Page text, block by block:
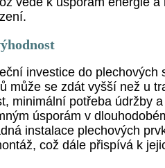
investice do plechových
může se zdát vyšší než u
minimální potřeba údržby
úsporám v
instalace plechových
což dále přispívá k